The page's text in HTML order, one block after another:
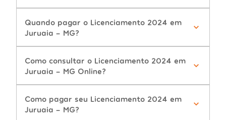
Quando pagar o Licenciamento 2024 em
Juruaia - MG?
Como consultar o Licenciamento 2024 em
Juruaia - MG Online?
Como pagar seu Licenciamento 2024 em
Juruaia - MG?